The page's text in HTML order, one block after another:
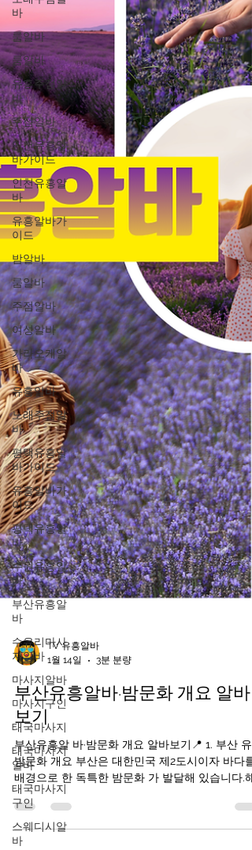
바
룸알바
룸알바
유흥주점알
바
주점알바
인천유흥알
바가이드
인천유흥알
바
유흥알바가
이드
밤알바
룸알바
주점알바
여성알바
가라오케알
바
유흥알바
노래주점알
바
평택유흥알
바가이드
유흥알바가
이드
평택유흥알
바
수원유흥알
바
부산유흥알
바
수유리마사
지알바
마사지알바
마사지구인
태국마사지
태국마사지
알바
태국마사지
구인
스웨디시알
바
TV 유흥알바
1월 14일
부산유흥알바·밤문화 개요 알바
보기
부산유흥알 바·밤문화 개요 알바보기📍 1. 부산 유
밤문화 개요 부산은 대한민국 제2도시이자 바다를
배경으로 한 독특한 밤문화 가 발달해 있습니다.해
운대, 서면, 광안리 등 여러 지역이 밤에도 활기차